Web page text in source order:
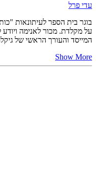
עדי פרל
בוגר בית הספר לעיתונאות
על מקלדת. מכור לאנימה
המייסד והעורך הראשי של
Show More